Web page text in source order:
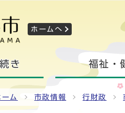
ホームへ
き 福祉・
ーム 市政情報 行財政